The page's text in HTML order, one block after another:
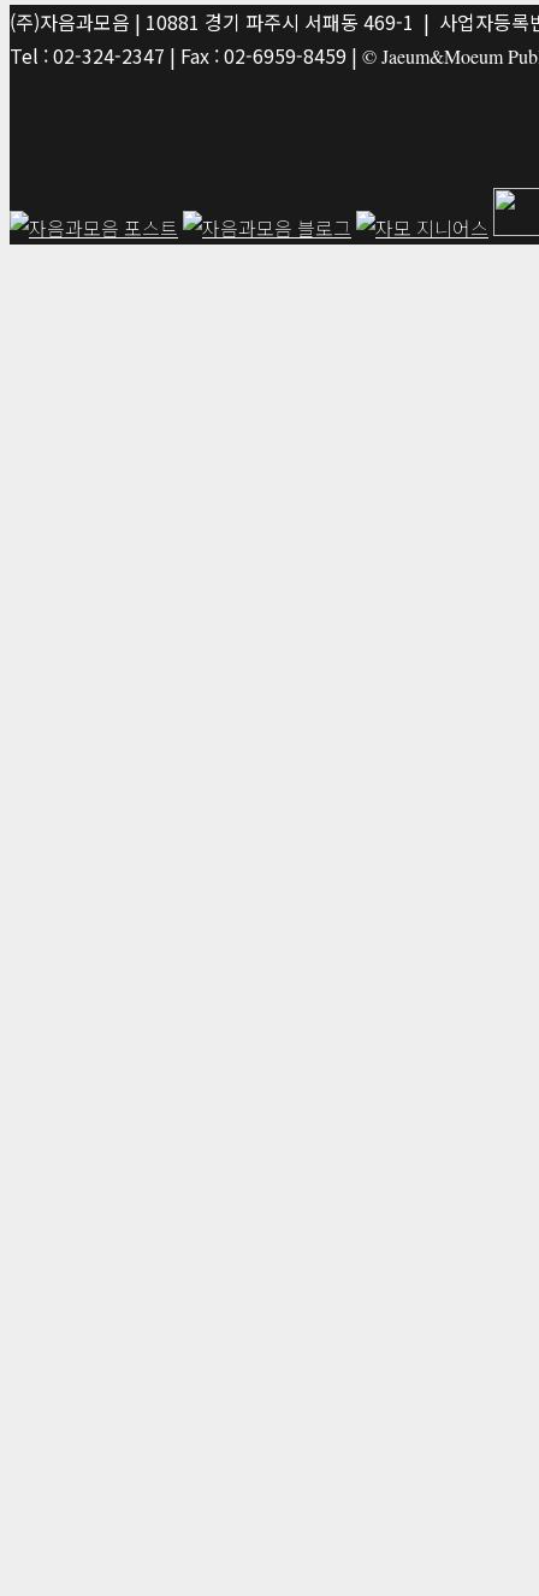
(주)자음과모음 | 10881 경기 파주시 서패동 469-1 | 사업자등
Tel : 02-324-2347 | Fax : 02-6959-8459 | © Jaeum&Moeum